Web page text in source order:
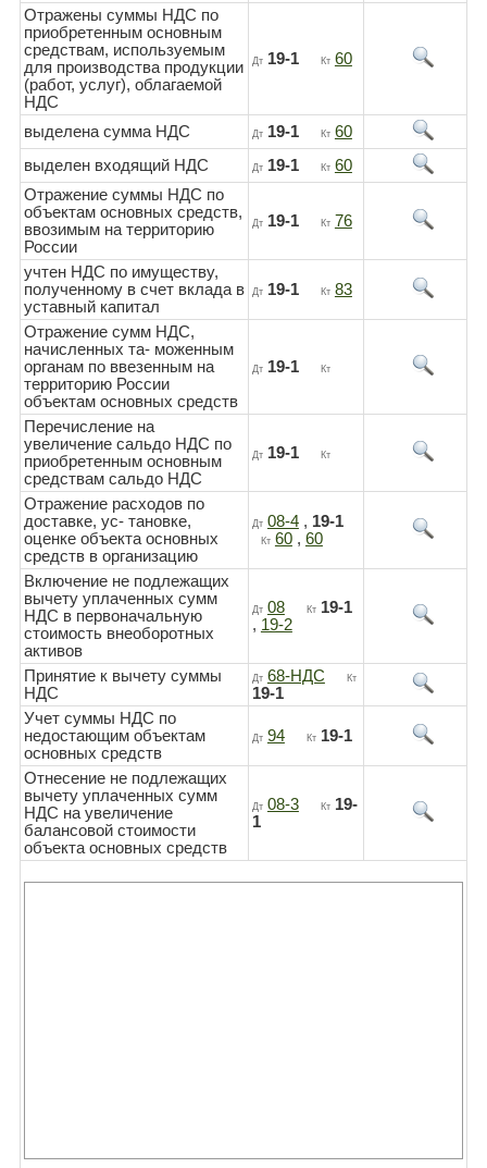
Отражены суммы НДС по
приобретенным основным
средствам, используемым
для производства продукции
(работ, услуг), облагаемой
НДС
Дт 19-1 Кт 60
выделена сумма НДС Дт 19-1 Кт 60
выделен входящий НДС
Дт 19-1 Кт 60
Отражение суммы НДС по
объектам основных средств,
ввозимым на территорию
России
Дт 19-1 Кт 76
учтен НДС по имуществу,
полученному в счет вклада в
уставный капитал
Дт 19-1 Кт 83
Отражение сумм НДС,
начисленных та- моженным
органам по ввезенным на
территорию России
объектам основных средств
Дт 19-1 Кт
Перечисление на
увеличение сальдо НДС по
приобретенным основным
средствам сальдо НДС
Дт 19-1 Кт
Отражение расходов по
доставке, ус- тановке,
оценке объекта основных
средств в организацию
Дт 08-4, 19-1
Кт 60, 60
Включение не подлежащих
вычету уплаченных сумм
НДС в первоначальную
стоимость внеоборотных
активов
Дт 08 Кт 19-1
, 19-2
Принятие к вычету суммы
НДС
Дт 68-НДС Кт
19-1
Учет суммы НДС по
недостающим объектам
основных средств
Дт 94 Кт 19-1
Отнесение не подлежащих
вычету уплаченных сумм
НДС на увеличение
балансовой стоимости
объекта основных средств
Дт 08-3 Кт 19-
1